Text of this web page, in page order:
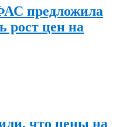
предложила
рост цен на
что цены на